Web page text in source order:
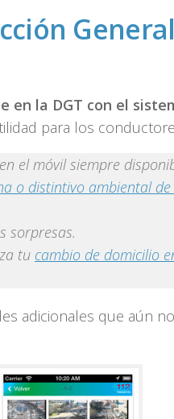
en la DGT con el
para los
el móvil siempre
o distintivo ambiental de
sorpresas.
tu cambio de domicilio
adicionales que aún